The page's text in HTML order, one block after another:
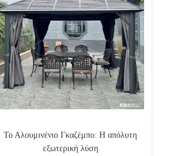
Το Αλουμινένιο Γκαζέμπο: Η απόλυτη
εξωτερική λύση